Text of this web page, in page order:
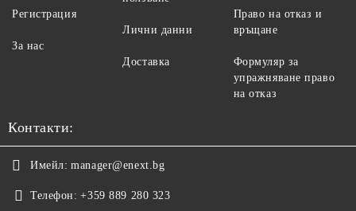
Регистрация
За нас
Лични данни
Доставка
Право на отказ и
връщане
Формуляр за
упражняване право
на отказ
Контакти:
Имейл: manager@enext.bg
Телефон: +359 889 280 323